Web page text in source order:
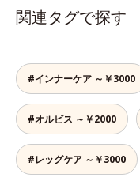
ーします。【ラスティング効
脂選択テカリ防止成分(*5)テ
はしっかり残すことでカバ
ちます。*1 メイク効果による*2 角
層の範囲内*3 スキンプロ
複合成分配合＝肌を保護し、
防ぐ複合成分 ※ ビルベリ
キス、タベブイアインペチ
皮エキス*4 グリセリルグル
（保湿成分）、（ジメチコ
の乾燥・テカリへのケアはそ
に、肌荒れ・ニキビ予防など“
ローチする進化を遂げました
おいを逃しやすい男性肌に
アイテム同士をなじみやす
「うるおいコネクト設計」
約し、よりシンプルなお手
ハリ・ツヤのある好印象な
関連タグで探す
#インナーケア ～￥3000
#オルビス ～￥2000
#レッグケア ～￥3000